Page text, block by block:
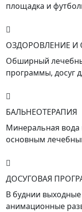
площадка и
ОЗДОРОВЛЕНИЕ И
Обширный
программы, досуг
БАЛЬНЕОТЕРАПИЯ
Минеральная вода
основным
ДОСУГОВАЯ
В буднии
анимационные